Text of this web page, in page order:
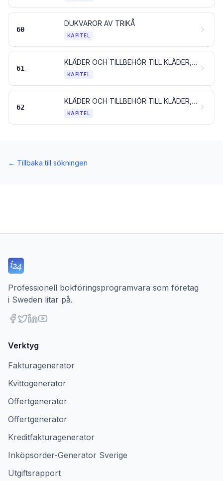
60
DUKVAROR AV TRIKÅ
KAPITEL
61
KLÄDER OCH TILLBEHÖR TILL KLÄDER, AV TRIKÅ
KAPITEL
62
KLÄDER OCH TILLBEHÖR TILL KLÄDER, AV ANNAN TEXTILVARA ÄN TRIKÅ
KAPITEL
← Tillbaka till sökningen
Professionell bokföringsprogramvara som företag
i Sweden litar på.
Verktyg
Fakturagenerator
Kvittogenerator
Offertgenerator
Offertgenerator
Kreditfakturagenerator
Inköpsorder-Generator Sverige
Utgiftsrapport